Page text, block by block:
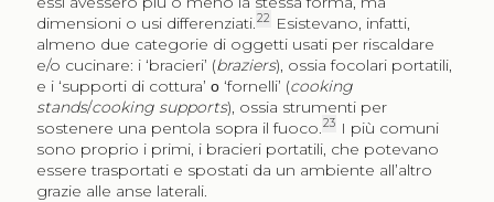
dimensioni o usi differenziati.22
Esistevano, infatti,
almeno due categorie di oggetti usati per riscaldare
e/o cucinare: i ‘bracieri’ (braziers), ossia focolari portatili,
e i ‘supporti di cottura’ ο ‘fornelli’ (cooking
stands/cooking supports), ossia strumenti per
sostenere una pentola sopra il fuoco.23 I più comuni
sono proprio i primi, i bracieri portatili, che potevano
essere trasportati e spostati da un ambiente all’altro
grazie alle anse laterali.